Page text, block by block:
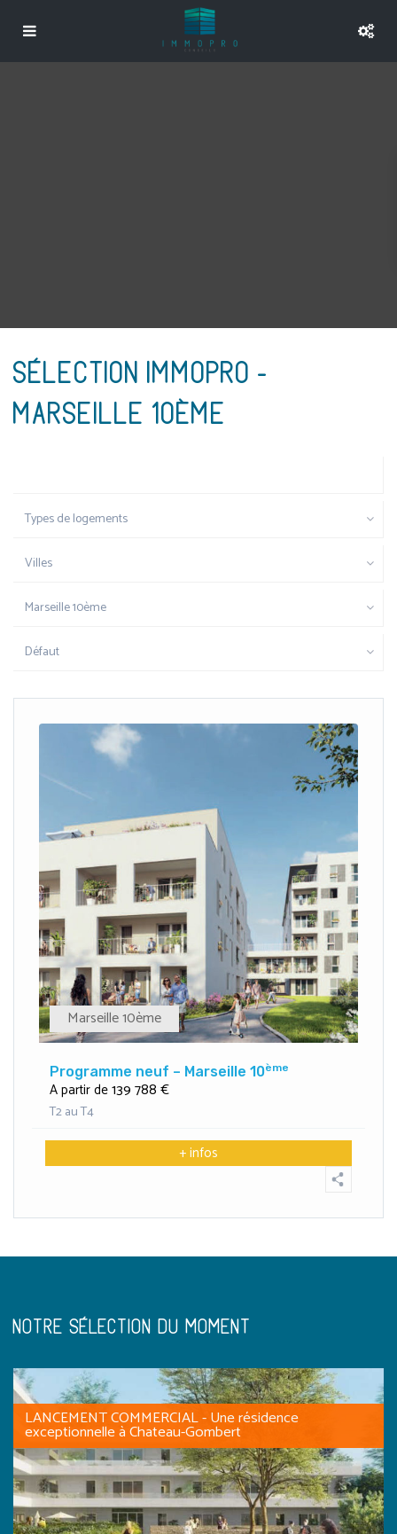
SÉLECTION IMMOPRO -
MARSEILLE 10ÈME
Types de logements
Villes
Marseille 10ème
Défaut
Marseille 10ème
Programme neuf – Marseille 10ème
A partir de139 788 €
T2 au T4
+ infos
NOTRE SÉLECTION DU MOMENT
LANCEMENT COMMERCIAL - Une résidence
exceptionnelle à Chateau-Gombert